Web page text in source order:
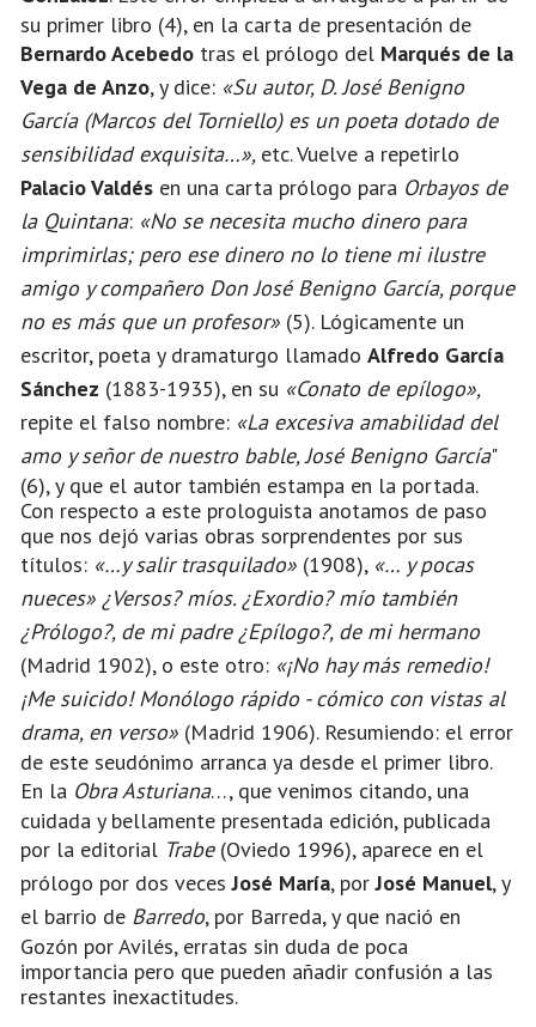
su primer libro (4), en la carta de presentación de
Bernardo Acebedo tras el prólogo del Marqués de la
Vega de Anzo, y dice: «Su autor, D. José Benigno
García (Marcos del Torniello) es un poeta dotado de
sensibilidad exquisita…», etc. Vuelve a repetirlo
Palacio Valdés en una carta prólogo para Orbayos de
la Quintana: «No se necesita mucho dinero para
imprimirlas; pero ese dinero no lo tiene mi ilustre
amigo y compañero Don José Benigno García, porque
no es más que un profesor» (5). Lógicamente un
escritor, poeta y dramaturgo llamado Alfredo García
Sánchez (1883-1935), en su «Conato de epílogo»,
repite el falso nombre: «La excesiva amabilidad del
amo y señor de nuestro bable, José Benigno García"
(6), y que el autor también estampa en la portada.
Con respecto a este prologuista anotamos de paso
que nos dejó varias obras sorprendentes por sus
títulos: «…y salir trasquilado» (1908), «… y pocas
nueces» ¿Versos? míos. ¿Exordio? mío también
¿Prólogo?, de mi padre ¿Epílogo?, de mi hermano
(Madrid 1902), o este otro: «¡No hay más remedio!
¡Me suicido! Monólogo rápido - cómico con vistas al
drama, en verso» (Madrid 1906). Resumiendo: el error
de este seudónimo arranca ya desde el primer libro.
En la Obra Asturiana…, que venimos citando, una
cuidada y bellamente presentada edición, publicada
por la editorial Trabe(Oviedo 1996), aparece en el
prólogo por dos vecesJosé María, porJosé Manuel, y
el barrio de Barredo, por Barreda, y que nació en
Gozón por Avilés, erratas sin duda de poca
importancia pero que pueden añadir confusión a las
restantes inexactitudes.